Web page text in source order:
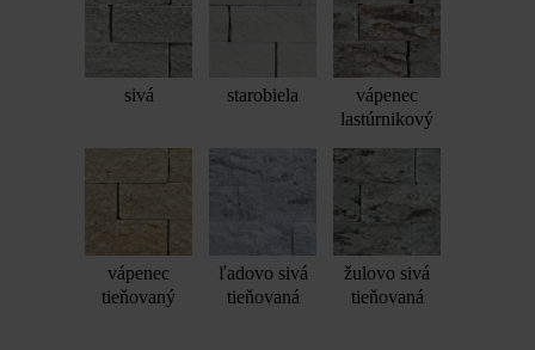
sivá starobiela
vápenec
lastúrnikový
vápenec
tieňovaný
ľadovo sivá
tieňovaná
žulovo sivá
tieňovaná